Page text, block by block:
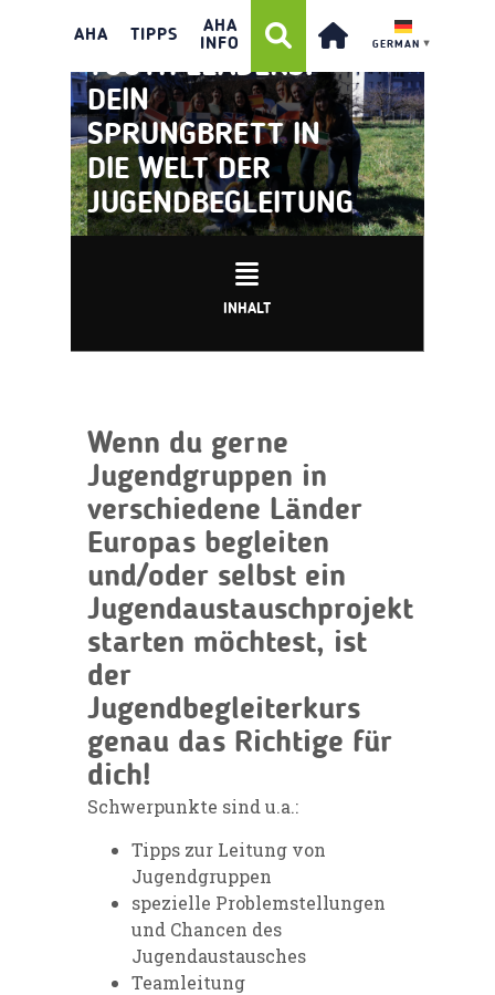
AHA TIPPS
AHA
INFO
GERMAN ▼
YOUTH LEADERS:
DEIN
SPRUNGBRETT IN
DIE WELT DER
JUGENDBEGLEITUNG
INHALT
Wenn du gerne
Jugendgruppen in
verschiedene Länder
Europas begleiten
und/oder selbst ein
Jugendaustauschprojekt
starten möchtest, ist
der
Jugendbegleiterkurs
genau das Richtige für
dich!
Schwerpunkte sind u.a.:
Tipps zur Leitung von
Jugendgruppen
spezielle Problemstellungen
und Chancen des
Jugendaustausches
Teamleitung